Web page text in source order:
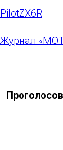
PilotZX6R
Журнал